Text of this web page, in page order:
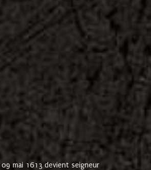
09 mai 1613 devient seigneur